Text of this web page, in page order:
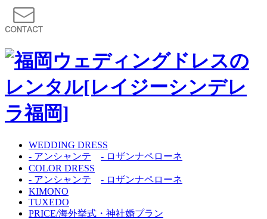
WEDDING DRESS
- アンシャンテ
- ロザンナペローネ
COLOR DRESS
- アンシャンテ
- ロザンナペローネ
KIMONO
TUXEDO
PRICE/海外挙式・神社婚プラン